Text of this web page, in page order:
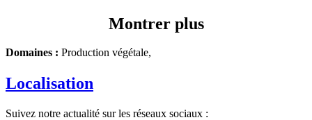
Montrer plus
Domaines : Production végétale,
Localisation
Suivez notre actualité sur les réseaux sociaux :